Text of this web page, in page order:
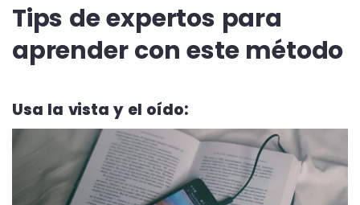
Tips de expertos para
aprender con este método
Usa la vista y el oído: